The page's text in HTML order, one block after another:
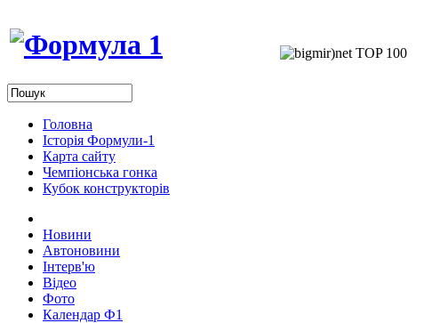
Головна
Історія Формули-1
Карта сайту
Чемпіонська гонка
Кубок конструкторів
Новини
Автоновини
Інтерв'ю
Відео
Фото
Календар Ф1